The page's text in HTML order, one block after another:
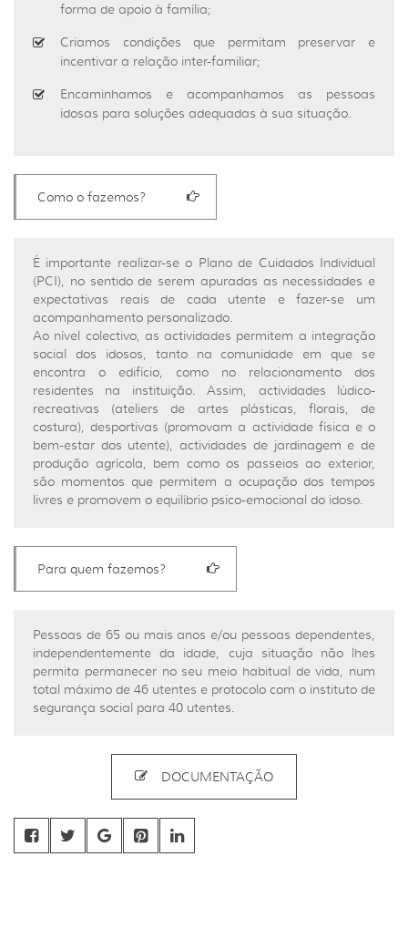
forma de apoio à família;
Criamos condições que permitam preservar e
incentivar a relação inter-familiar;
Encaminhamos e acompanhamos as pessoas
idosas para soluções adequadas à sua situação.
Como o fazemos?
É importante realizar-se o Plano de Cuidados Individual
(PCI), no sentido de serem apuradas as necessidades e
expectativas reais de cada utente e fazer-se um
acompanhamento personalizado.
Ao nível colectivo, as actividades permitem a integração
social dos idosos, tanto na comunidade em que se
encontra o edifício, como no relacionamento dos
residentes na instituição. Assim, actividades lúdico-
recreativas (ateliers de artes plásticas, florais, de
costura), desportivas (promovam a actividade física e o
bem-estar dos utente), actividades de jardinagem e de
produção agrícola, bem como os passeios ao exterior,
são momentos que permitem a ocupação dos tempos
livres e promovem o equilíbrio psico-emocional do idoso.
Para quem fazemos?
Pessoas de 65 ou mais anos e/ou pessoas dependentes,
independentemente da idade, cuja situação não lhes
permita permanecer no seu meio habitual de vida, num
total máximo de 46 utentes e protocolo com o instituto de
segurança social para 40 utentes.
DOCUMENTAÇÃO